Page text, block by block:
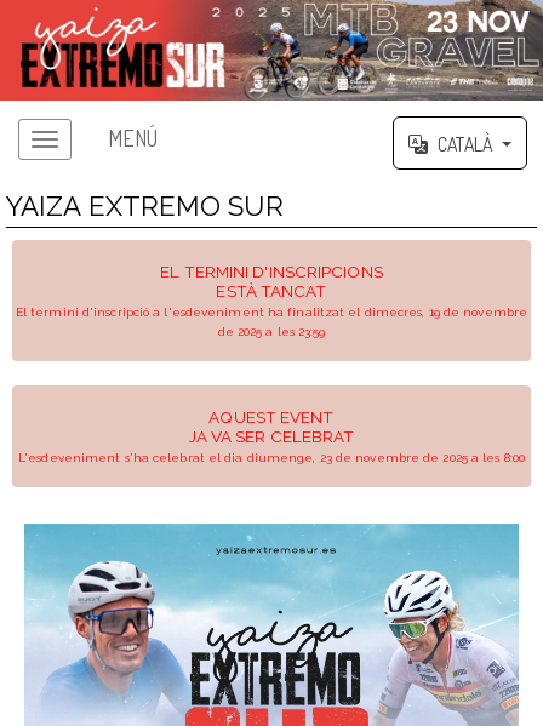
MENÚ CATALÀ
YAIZA EXTREMO SUR
EL TERMINI D'INSCRIPCIONS
ESTÀ TANCAT
El termini d'inscripció a l'esdeveniment ha finalitzat el dimecres, 19 de novembre
de 2025 a les 23:59
AQUEST EVENT
JA VA SER CELEBRAT
L'esdeveniment s'ha celebrat el dia diumenge, 23 de novembre de 2025 a les 8:00